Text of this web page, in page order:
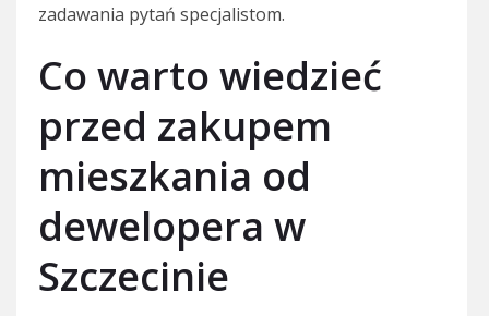
zadawania pytań specjalistom.
Co warto wiedzieć
przed zakupem
mieszkania od
dewelopera w
Szczecinie